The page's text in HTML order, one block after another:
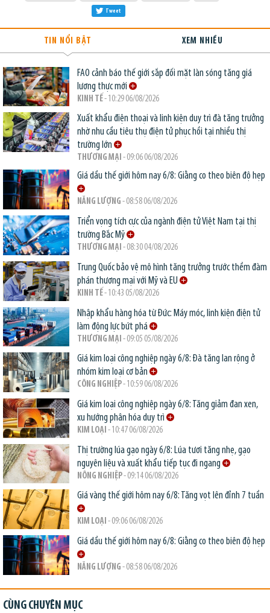
Tweet
TIN NỔI BẬT XEM NHIỀU
FAO cảnh báo thế giới sắp đối mặt làn sóng tăng giá
lương thực mới
KINH TẾ- 10:29 06/08/2026
Xuất khẩu điện thoại và linh kiện duy trì đà tăng trưởng
nhờ nhu cầu tiêu thụ điện tử phục hồi tại nhiều thị
trường lớn
THƯƠNG MẠI - 09:06 06/08/2026
Giá dầu thế giới hôm nay 6/8: Giằng co theo biên độ hẹp
NĂNG LƯỢNG - 08:58 06/08/2026
Triển vọng tích cực của ngành điện tử Việt Nam tại thị
trường Bắc Mỹ
THƯƠNG MẠI - 08:30 04/08/2026
Trung Quốc bảo vệ mô hình tăng trưởng trước thềm đàm
phán thương mại với Mỹ và EU
KINH TẾ- 10:43 05/08/2026
Nhập khẩu hàng hóa từ Đức: Máy móc, linh kiện điện tử
làm động lực bứt phá
THƯƠNG MẠI - 09:05 05/08/2026
Giá kim loại công nghiệp ngày 6/8: Đà tăng lan rộng ở
nhóm kim loại cơ bản
CÔNG NGHIỆP- 10:59 06/08/2026
Giá kim loại công nghiệp ngày 6/8: Tăng giảm đan xen,
xu hướng phân hóa duy trì
KIM LOẠI - 10:47 06/08/2026
Thị trường lúa gạo ngày 6/8: Lúa tươi tăng nhẹ, gạo
nguyên liệu và xuất khẩu tiếp tục đi ngang
NÔNG NGHIỆP- 09:14 06/08/2026
Giá vàng thế giới hôm nay 6/8: Tăng vọt lên đỉnh 7 tuần
KIM LOẠI - 09:06 06/08/2026
Giá dầu thế giới hôm nay 6/8: Giằng co theo biên độ hẹp
NĂNG LƯỢNG - 08:58 06/08/2026
CÙNG CHUYÊN MỤC